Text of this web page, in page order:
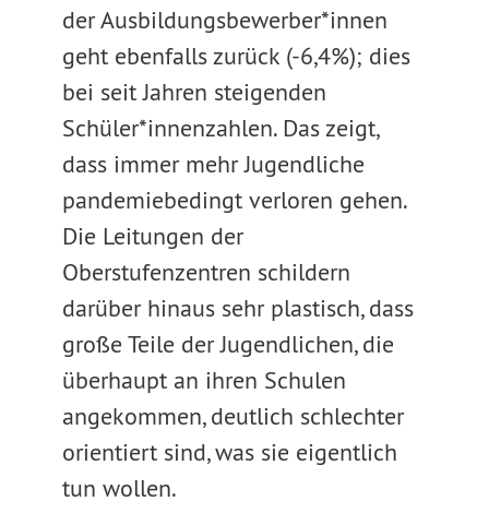
der Ausbildungsbewerber*innen
geht ebenfalls zurück (-6,4%); dies
bei seit Jahren steigenden
Schüler*innenzahlen. Das zeigt,
dass immer mehr Jugendliche
pandemiebedingt verloren gehen.
Die Leitungen der
Oberstufenzentren schildern
darüber hinaus sehr plastisch, dass
große Teile der Jugendlichen, die
überhaupt an ihren Schulen
angekommen, deutlich schlechter
orientiert sind, was sie eigentlich
tun wollen.